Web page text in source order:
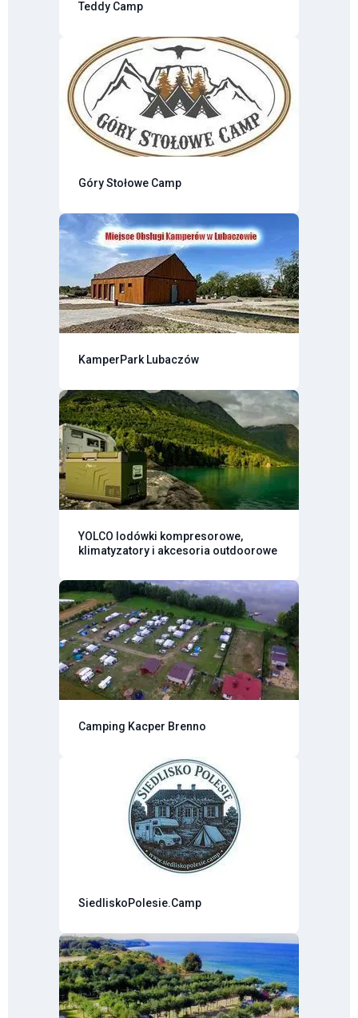
Teddy Camp
Góry Stołowe Camp
KamperPark Lubaczów
YOLCO lodówki kompresorowe,
klimatyzatory i akcesoria outdoorowe
Camping Kacper Brenno
SiedliskoPolesie.Camp